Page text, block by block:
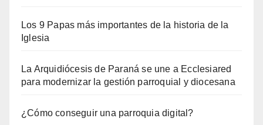
Los 9 Papas más importantes de la historia de la
Iglesia
La Arquidiócesis de Paraná se une a Ecclesiared
para modernizar la gestión parroquial y diocesana
¿Cómo conseguir una parroquia digital?